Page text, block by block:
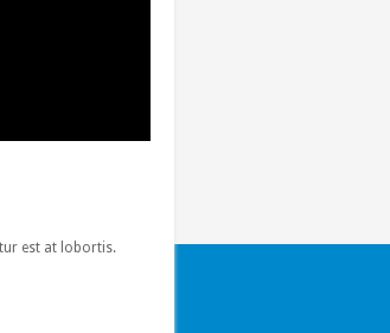
est at lobortis.